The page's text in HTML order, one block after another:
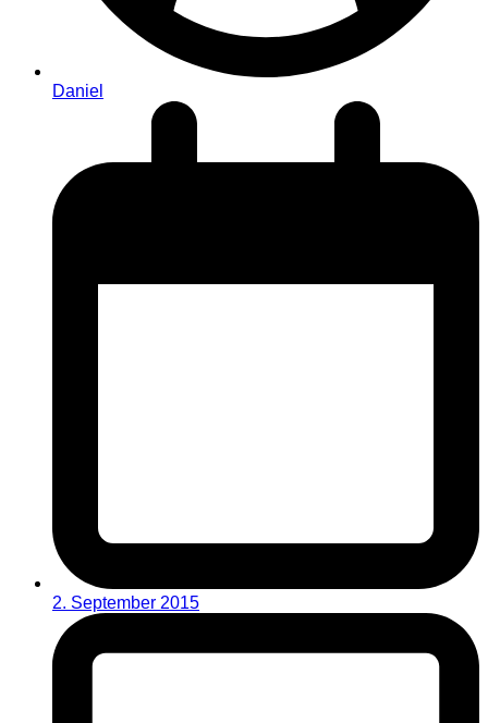
Daniel
2. September 2015